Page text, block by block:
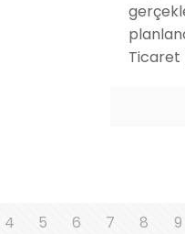
Ticaret
4 5 6 7 8 9